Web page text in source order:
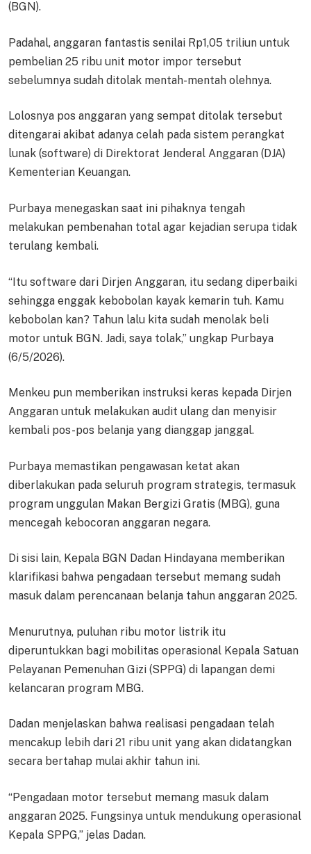
(BGN).
Padahal, anggaran fantastis senilai Rp1,05 triliun untuk
pembelian 25 ribu unit motor impor tersebut
sebelumnya sudah ditolak mentah-mentah olehnya.
Lolosnya pos anggaran yang sempat ditolak tersebut
ditengarai akibat adanya celah pada sistem perangkat
lunak (software) di Direktorat Jenderal Anggaran (DJA)
Kementerian Keuangan.
Purbaya menegaskan saat ini pihaknya tengah
melakukan pembenahan total agar kejadian serupa tidak
terulang kembali.
“Itu software dari Dirjen Anggaran, itu sedang diperbaiki
sehingga enggak kebobolan kayak kemarin tuh. Kamu
kebobolan kan? Tahun lalu kita sudah menolak beli
motor untuk BGN. Jadi, saya tolak,” ungkap Purbaya
(6/5/2026).
Menkeu pun memberikan instruksi keras kepada Dirjen
Anggaran untuk melakukan audit ulang dan menyisir
kembali pos-pos belanja yang dianggap janggal.
Purbaya memastikan pengawasan ketat akan
diberlakukan pada seluruh program strategis, termasuk
program unggulan Makan Bergizi Gratis (MBG), guna
mencegah kebocoran anggaran negara.
Di sisi lain, Kepala BGN Dadan Hindayana memberikan
klarifikasi bahwa pengadaan tersebut memang sudah
masuk dalam perencanaan belanja tahun anggaran 2025.
Menurutnya, puluhan ribu motor listrik itu
diperuntukkan bagi mobilitas operasional Kepala Satuan
Pelayanan Pemenuhan Gizi (SPPG) di lapangan demi
kelancaran program MBG.
Dadan menjelaskan bahwa realisasi pengadaan telah
mencakup lebih dari 21 ribu unit yang akan didatangkan
secara bertahap mulai akhir tahun ini.
“Pengadaan motor tersebut memang masuk dalam
anggaran 2025. Fungsinya untuk mendukung operasional
Kepala SPPG,” jelas Dadan.